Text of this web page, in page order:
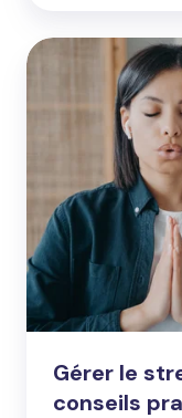
Gérer
stress
quotidien:
conseils
pratiques
Gérer le
conseils